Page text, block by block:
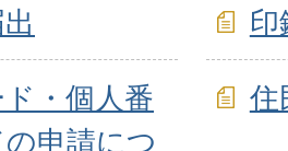
印
・個人番
申請につ
住